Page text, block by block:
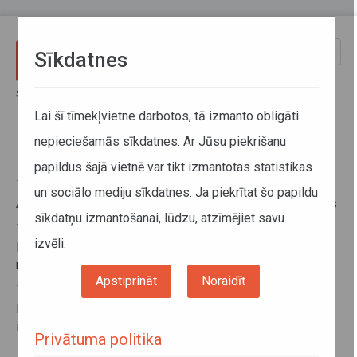
Sākums
Izmaiņas maršrutu tīklā
19. maijs 2017, 15:52
Autoceļa remontdarbu dēļ var kavēties reisu izpildes laiks
19. maijs 2017, 13:27
Muzeju naktī maršrutā Sigulda–Turaida–Krimulda tiks
norīto astoņi papildu reisi
19. maijs 2017, 13:19
izmaiņas sabiedriskā transporta kursēšanas grafikā
17. maijs 2017, 08:49
Sīkdatnes
Lai šī tīmekļvietne darbotos, tā izmanto obligāti
nepieciešamās sīkdatnes. Ar Jūsu piekrišanu
papildus šajā vietnē var tikt izmantotas statistikas
un sociālo mediju sīkdatnes. Ja piekrītat šo papildu
sīkdatņu izmantošanai, lūdzu, atzīmējiet savu
izvēli:
Apstiprināt Noraidīt
Privātuma politika